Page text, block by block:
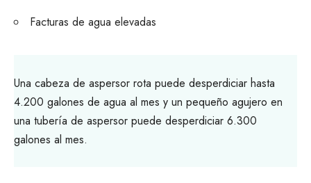
Facturas de agua elevadas
Una cabeza de aspersor rota puede desperdiciar hasta
4.200 galones de agua al mes y un pequeño agujero en
una tubería de aspersor puede desperdiciar 6.300
galones al mes.